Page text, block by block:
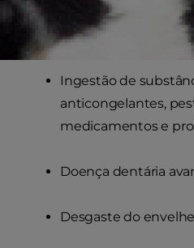
pressão urinária
aos rins
Ingestão de
anticongelantes,
medicamentos e
Doença dentária
Desgaste do